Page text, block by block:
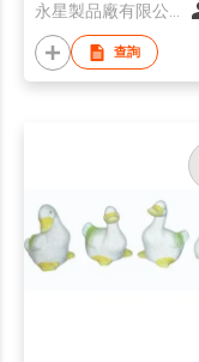
永星製品廠有限公司
查詢